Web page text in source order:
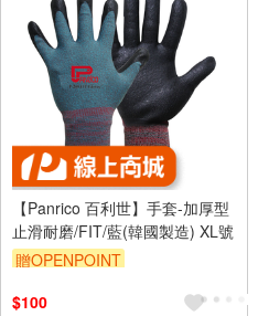
【Panrico 百利世】手套-加厚型
止滑耐磨/FIT/藍(韓國製造) XL號
贈OPENPOINT
$100